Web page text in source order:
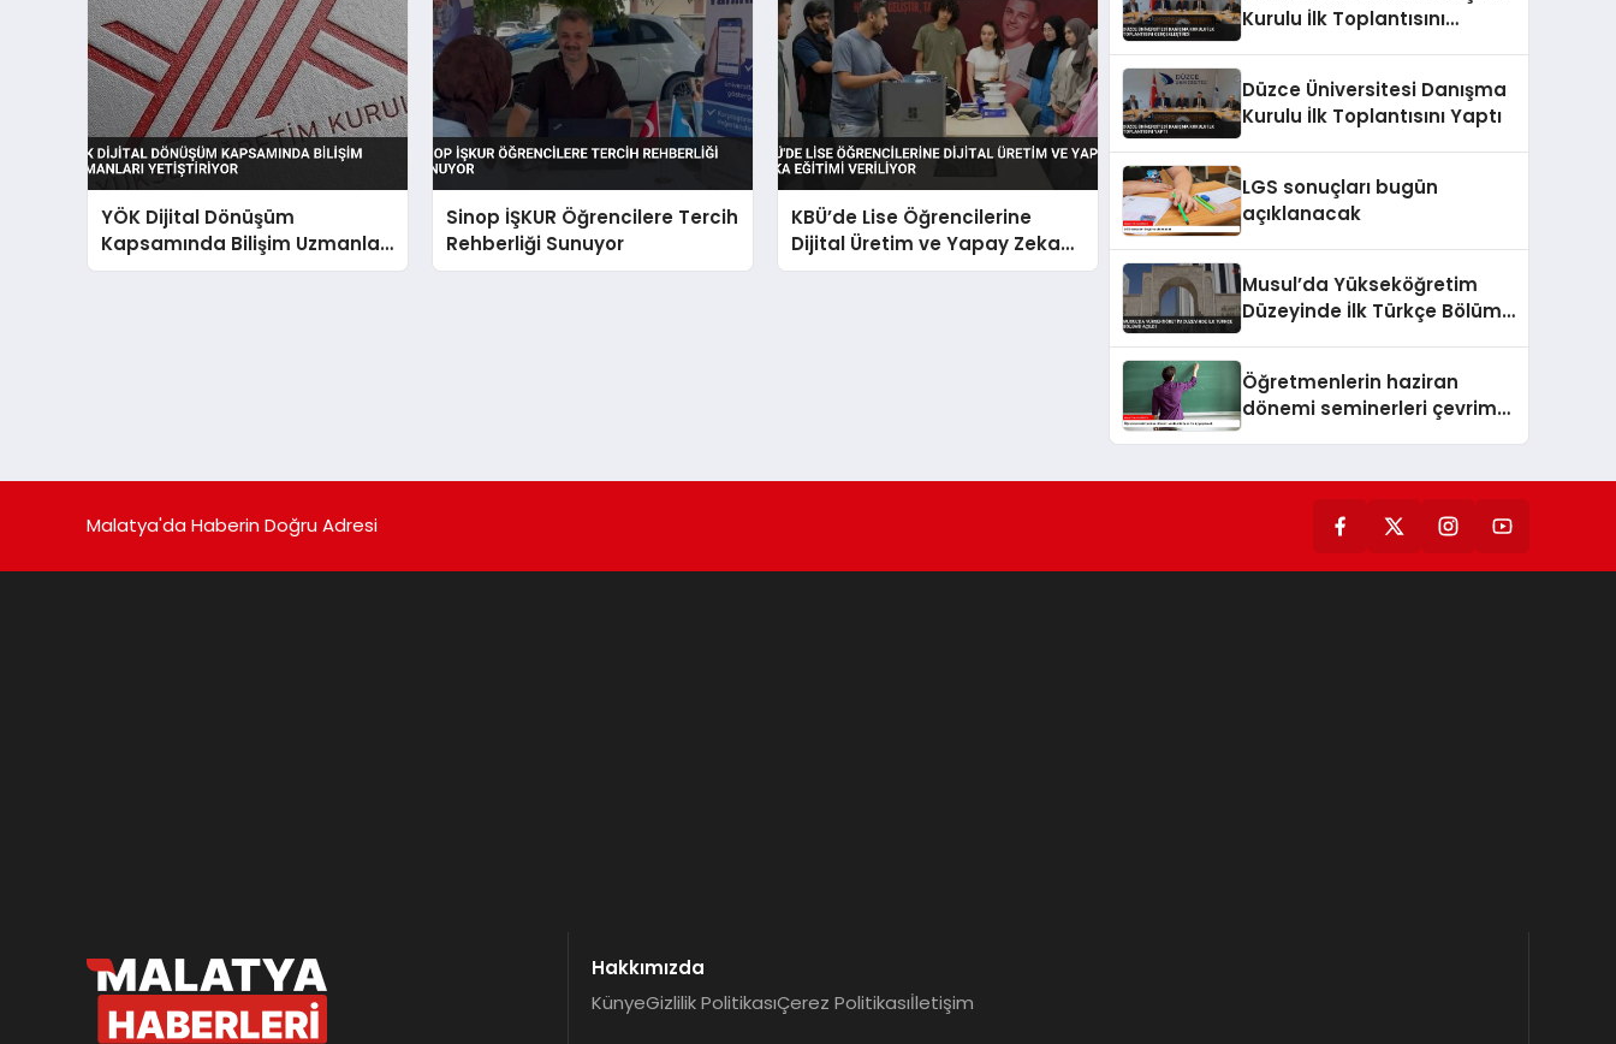
YÖK Dijital Dönüşüm
Kapsamında Bilişim Uzmanları
Yetiştiriyor
Sinop İŞKUR Öğrencilere Tercih
Rehberliği Sunuyor
KBÜ’de Lise Öğrencilerine
Dijital Üretim ve Yapay Zeka
Eğitimi Veriliyor
Kurulu İlk Toplantısını
Düzce Üniversitesi Danışma
Kurulu İlk Toplantısını Yaptı
LGS sonuçları bugün
açıklanacak
Musul’da Yükseköğretim
Düzeyinde İlk Türkçe Bölümü
Öğretmenlerin haziran
dönemi seminerleri çevrim
Malatya'da Haberin Doğru Adresi
Hakkımızda
KünyeGizlilik PolitikasıÇerez Politikasıİletişim